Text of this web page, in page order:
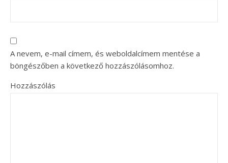
A nevem, e-mail címem, és weboldalcímem mentése a
böngészőben a következő hozzászólásomhoz.
Hozzászólás